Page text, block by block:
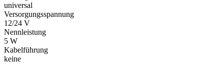
universal
Versorgungsspannung
12/24 V
Nennleistung
5 W
Kabelführung
keine